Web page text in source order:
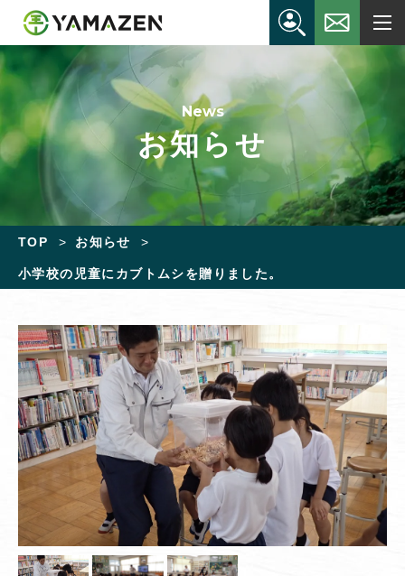
News
お知らせ
TOP お知らせ
小学校の児童にカブトムシを贈りました。